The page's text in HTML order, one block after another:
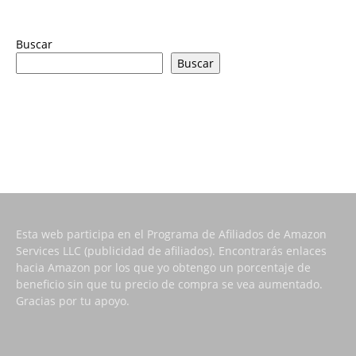
Buscar
Buscar
Esta web participa en el Programa de Afiliados de Amazon
Services LLC (publicidad de afiliados). Encontrarás enlaces
hacia Amazon por los que yo obtengo un porcentaje de
beneficio sin que tu precio de compra se vea aumentado.
Gracias por tu apoyo.